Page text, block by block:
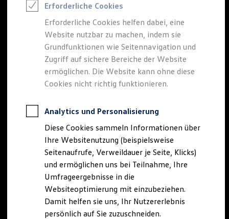
Elektroauto Leasing
Kleinwagen-Leasing
Leasing ohne Anzahlung
Finanzierung
Autokredit mit Schlussrate
Versicherungen und Garantien
Kfz-Versicherung
Restschuldversicherungen
Garantien
Professional Class bei Volkswagen
Behörden
Direktkunden
Sonderfahrzeuge
Anpfiff zum Gewinn
Elektromobilität
Elektroautos
ID. Tutorials
Elektrofahrzeugkonzepte
ID. EVERY1
Reichweite
Erforderliche Cookies
Erforderliche Cookies helfen dabei, eine
Website nutzbar zu machen, indem sie
Grundfunktionen wie Seitennavigation und
Zugriff auf sichere Bereiche der Website
ermöglichen. Die Website kann ohne diese
Cookies nicht richtig funktionieren.
Analytics und Personalisierung
Diese Cookies sammeln Informationen über
Ihre Websitenutzung (beispielsweise
Seitenaufrufe, Verweildauer je Seite, Klicks)
und ermöglichen uns bei Teilnahme, Ihre
Umfrageergebnisse in die
Websiteoptimierung mit einzubeziehen.
Damit helfen sie uns, Ihr Nutzererlebnis
persönlich auf Sie zuzuschneiden.